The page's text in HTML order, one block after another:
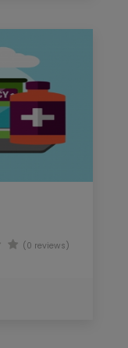
(0 reviews)